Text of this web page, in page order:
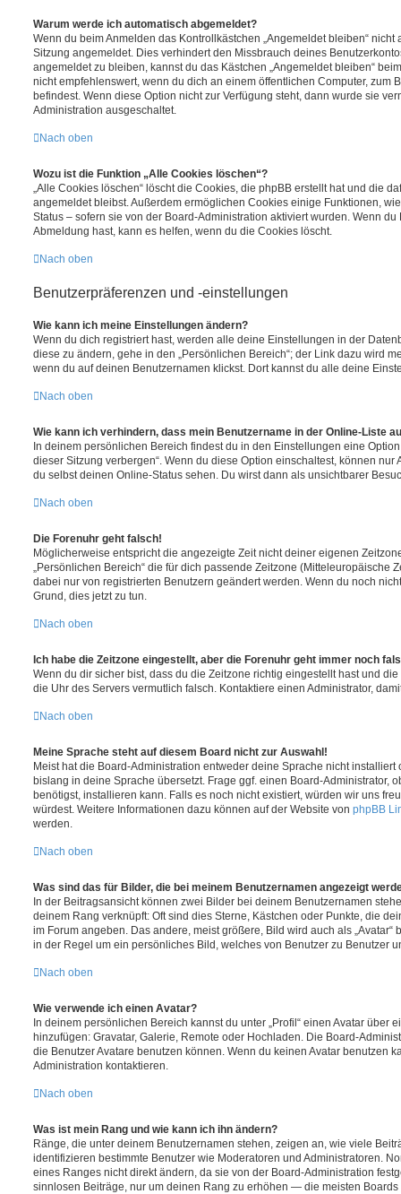
Warum werde ich automatisch abgemeldet?
Wenn du beim Anmelden das Kontrollkästchen „Angemeldet bleiben“ nicht
Sitzung angemeldet. Dies verhindert den Missbrauch deines
angemeldet zu bleiben, kannst du das Kästchen „Angemeldet bleiben“
nicht empfehlenswert, wenn du dich an einem öffentlichen Computer, zum
befindest. Wenn diese Option nicht zur Verfügung steht, dann wurde sie
Administration ausgeschaltet.
Nach oben
Wozu ist die Funktion „Alle Cookies löschen“?
„Alle Cookies löschen“ löscht die Cookies, die phpBB erstellt hat und die
angemeldet bleibst. Außerdem ermöglichen Cookies einige Funktionen,
Status – sofern sie von der Board-Administration aktiviert wurden. Wenn
Abmeldung hast, kann es helfen, wenn du die Cookies löscht.
Nach oben
Benutzerpräferenzen und -einstellungen
Wie kann ich meine Einstellungen ändern?
Wenn du dich registriert hast, werden alle deine Einstellungen in der
diese zu ändern, gehe in den „Persönlichen Bereich“; der Link dazu wird
wenn du auf deinen Benutzernamen klickst. Dort kannst du alle deine
Nach oben
Wie kann ich verhindern, dass mein Benutzername in der Online-Liste
In deinem persönlichen Bereich findest du in den Einstellungen eine
dieser Sitzung verbergen“. Wenn du diese Option einschaltest, können nur
du selbst deinen Online-Status sehen. Du wirst dann als unsichtbarer
Nach oben
Die Forenuhr geht falsch!
Möglicherweise entspricht die angezeigte Zeit nicht deiner eigenen
„Persönlichen Bereich“ die für dich passende Zeitzone (Mitteleuropäische
dabei nur von registrierten Benutzern geändert werden. Wenn du noch
Grund, dies jetzt zu tun.
Nach oben
Ich habe die Zeitzone eingestellt, aber die Forenuhr geht immer noch
Wenn du dir sicher bist, dass du die Zeitzone richtig eingestellt hast und
die Uhr des Servers vermutlich falsch. Kontaktiere einen Administrator,
Nach oben
Meine Sprache steht auf diesem Board nicht zur Auswahl!
Meist hat die Board-Administration entweder deine Sprache nicht installiert
bislang in deine Sprache übersetzt. Frage ggf. einen Board-Administrator,
benötigst, installieren kann. Falls es noch nicht existiert, würden wir uns
würdest. Weitere Informationen dazu können auf der Website von phpBB
werden.
Nach oben
Was sind das für Bilder, die bei meinem Benutzernamen angezeigt
In der Beitragsansicht können zwei Bilder bei deinem Benutzernamen
deinem Rang verknüpft: Oft sind dies Sterne, Kästchen oder Punkte, die
im Forum angeben. Das andere, meist größere, Bild wird auch als
in der Regel um ein persönliches Bild, welches von Benutzer zu Benutzer
Nach oben
Wie verwende ich einen Avatar?
In deinem persönlichen Bereich kannst du unter „Profil“ einen Avatar über
hinzufügen: Gravatar, Galerie, Remote oder Hochladen. Die Board-
die Benutzer Avatare benutzen können. Wenn du keinen Avatar benutzen
Administration kontaktieren.
Nach oben
Was ist mein Rang und wie kann ich ihn ändern?
Ränge, die unter deinem Benutzernamen stehen, zeigen an, wie viele
identifizieren bestimmte Benutzer wie Moderatoren und Administratoren.
eines Ranges nicht direkt ändern, da sie von der Board-Administration
sinnlosen Beiträge, nur um deinen Rang zu erhöhen — die meisten